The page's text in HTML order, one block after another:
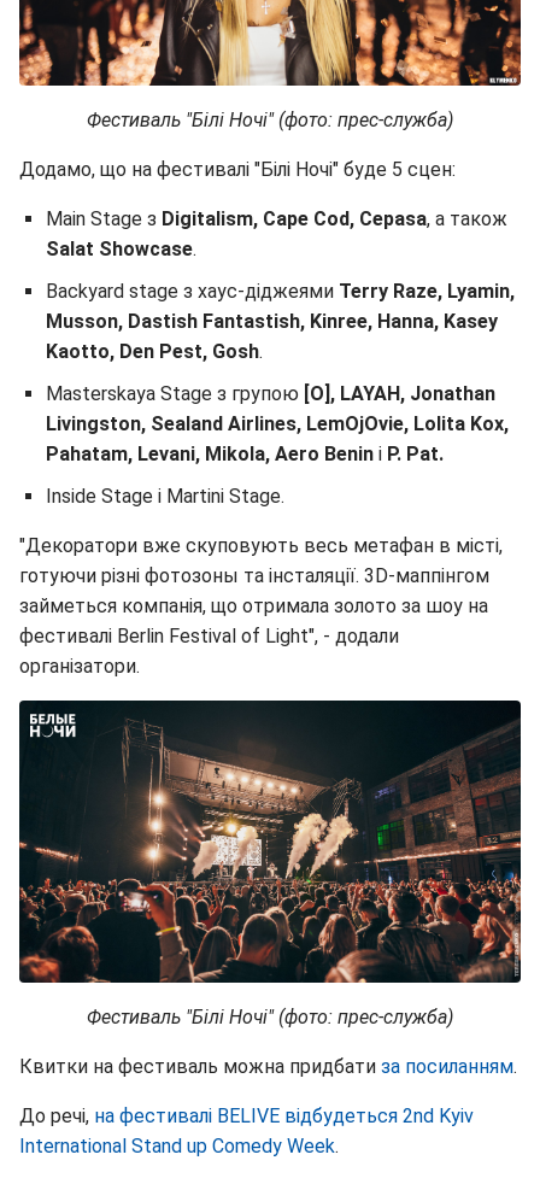
Фестиваль "Білі Ночі" (фото: прес-служба)
Додамо, що на фестивалі "Білі Ночі" буде 5 сцен:
Main Stage з Digitalism, Cape Cod, Cepasa, а також
Salat Showcase.
Backyard stage з хаус-діджеями Terry Raze, Lyamin,
Musson, Dastish Fantastish, Kinree, Hanna, Kasey
Kaotto, Den Pest, Gosh.
Masterskaya Stage з групою [O], LAYAH, Jonathan
Livingston, Sealand Airlines, LemOjOvie, Lolita Kox,
Pahatam, Levani, Mikola, Aero Benin і P. Pat.
Inside Stage і Martini Stage.
"Декоратори вже скуповують весь метафан в місті,
готуючи різні фотозоны та інсталяції. 3D-маппінгом
займеться компанія, що отримала золото за шоу на
фестивалі Berlin Festival of Light", - додали
організатори.
Фестиваль "Білі Ночі" (фото: прес-служба)
Квитки на фестиваль можна придбати за посиланням.
До речі, на фестивалі BELIVE відбудеться 2nd Kyiv
International Stand up Comedy Week.